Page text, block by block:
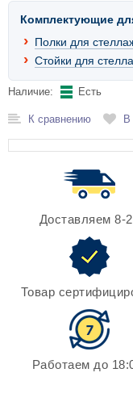
Комплектующие
Полки для
Стойки для
Наличие: Есть
К сравнению В
Доставляем 8-
Товар
Работаем до